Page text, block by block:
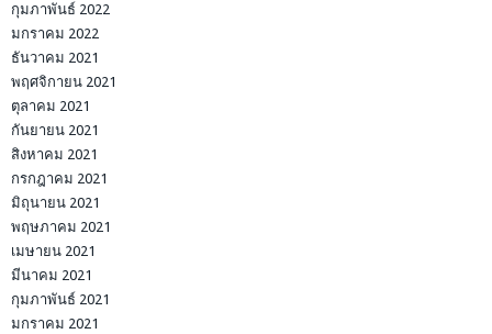
กุมภาพันธ์ 2022
มกราคม 2022
ธันวาคม 2021
พฤศจิกายน 2021
ตุลาคม 2021
กันยายน 2021
สิงหาคม 2021
กรกฎาคม 2021
มิถุนายน 2021
พฤษภาคม 2021
เมษายน 2021
มีนาคม 2021
กุมภาพันธ์ 2021
มกราคม 2021